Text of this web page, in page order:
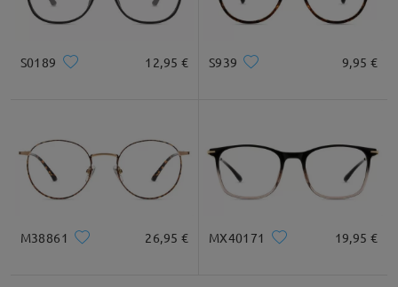
S0189 12,95 € S939 9,95 €
M38861 26,95 € MX40171 19,95 €